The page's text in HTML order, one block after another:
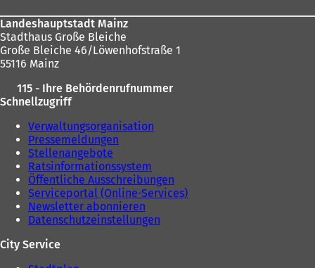
Landeshauptstadt Mainz
Stadthaus Große Bleiche
Große Bleiche 46/Löwenhofstraße 1
55116 Mainz
115 - Ihre Behördenrufnummer
Schnellzugriff
Verwaltungsorganisation
Pressemeldungen
Stellenangebote
Ratsinformationssystem
Öffentliche Ausschreibungen
Serviceportal (Online-Services)
Newsletter abonnieren
Datenschutzeinstellungen
City Service